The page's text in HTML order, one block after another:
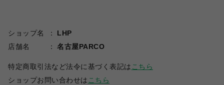
ショップ名
LHP
店舗名
名古屋PARCO
特定商取引法など法令に基づく表記は こちら
ショップお問い合わせは こちら